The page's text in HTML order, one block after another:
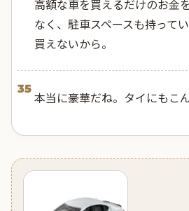
高額な車を買えるだけのお金
なく、駐車スペースも持って
買えないから。
35
本当に豪華だね。タイにもこ